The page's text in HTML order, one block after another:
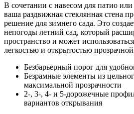
В сочетании с навесом для патио
ваша раздвижная стеклянная стена
решение для зимнего сада. Это
непогоды летний сад, который
пространство и может
легкостью и открытостью
Безбарьерный порог для
Безрамные элементы из
максимальной прозрачности
2-, 3-, 4- и 5-дорожечные
вариантов открывания